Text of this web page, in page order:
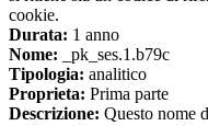
cookie.
Durata: 1 anno
Nome: _pk_ses.1.b79c
Tipologia: analitico
Proprieta: Prima parte
Descrizione: Questo nome